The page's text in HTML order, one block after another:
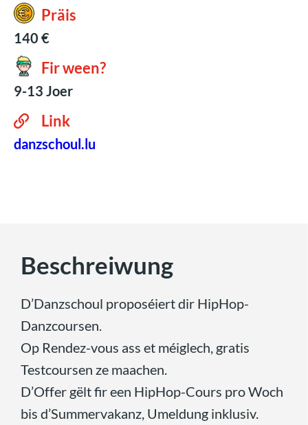
Präis
140 €
Fir ween?
9-13 Joer
Link
danzschoul.lu
Beschreiwung
D’Danzschoul proposéiert dir HipHop-
Danzcoursen.
Op Rendez-vous ass et méiglech, gratis
Testcoursen ze maachen.
D’Offer gëlt fir een HipHop-Cours pro Woch
bis d’Summervakanz, Umeldung inklusiv.